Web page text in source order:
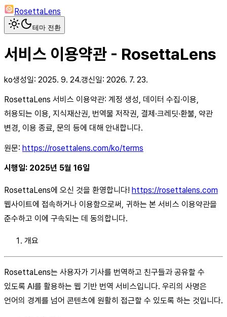
RosettaLens
테마 전환
서비스 이용약관 - RosettaLens
ko생성일: 2025. 9. 24.갱신일: 2026. 7. 23.
RosettaLens 서비스 이용약관: 계정 생성, 데이터 수집·이용,
허용되는 이용, 지식재산권, 번역물 저작권, 결제·크레딧·환불, 약관
변경, 이용 종료, 문의 등에 대해 안내합니다.
원문: https://rosettalens.com/ko/terms
시행일: 2025년 5월 16일
RosettaLens에 오신 것을 환영합니다! https://rosettalens.com
웹사이트에 접속하거나 이용함으로써, 귀하는 본 서비스 이용약관을
준수하고 이에 구속되는 데 동의합니다.
개요
RosettaLens는 사용자가 기사를 번역하고 친구들과 공유할 수
있도록 AI를 활용하는 웹 기반 번역 서비스입니다. 우리의 사명은
언어의 경계를 넘어 콘텐츠에 원활히 접근할 수 있도록 하는 것입니다.